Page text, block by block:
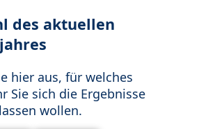
des aktuellen
hier aus, für welches
Sie sich die Ergebnisse
wollen.